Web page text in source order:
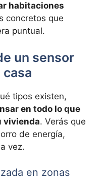
habitaciones
concretos que
puntual.
un sensor
tipos existen,
en todo lo que
vivienda. Verás que
de energía,
vez.
en zonas